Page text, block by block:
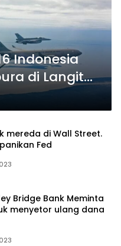
Indonesia
di Langit
mereda di Wall Street.
Fed
Bridge Bank Meminta
menyetor ulang dana